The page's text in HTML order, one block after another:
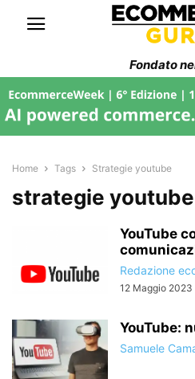
Fondato
Home Tags Strategie youtube
strategie youtube
YouTube
Redazione
12 Maggio 2023
YouTube:
Samuele